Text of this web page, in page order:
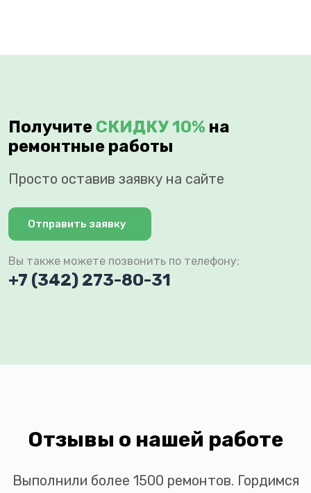
Получите СКИДКУ 10% на
ремонтные работы
Просто оставив заявку на сайте
Отправить заявку
Вы также можете позвонить по телефону:
+7 (342) 273-80-31
Отзывы о нашей работе
Выполнили более 1500 ремонтов. Гордимся